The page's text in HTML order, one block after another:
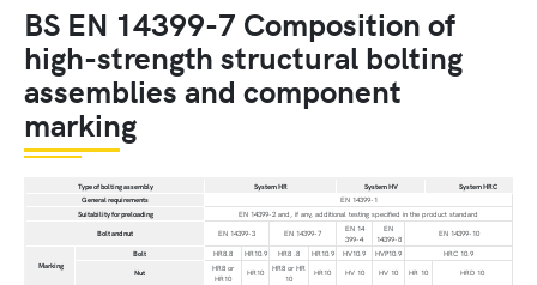
BS EN 14399-7 Composition of
high-strength structural bolting
assemblies and component
marking
Type of bolting assembly System HR System HV
System HRC
General requirements
EN 14399-1
Suitability for preloading
EN 14399-2 and, if any, additional testing specified in the product standard
Bolt and nut
EN 14399-3 EN 14399-7
EN 14
399-4
EN
14399-8
EN 14399-10
Marking
Bolt HR8.8 HR10.9 HR8 .8 HR10.9 HV10.9 HVP10.9
HRC 10.9
Nut
HR8 or
HR10
HR10
HR8 or HR
10
HR10 HV 10 HV 10 HR 10 HRD 10